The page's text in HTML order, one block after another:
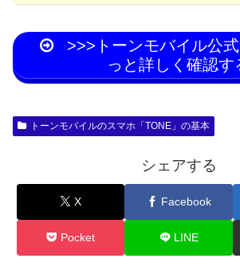
>>>トーンモバイル公
っと詳しく確認す
トーンモバイルのスマホ「TONE」の基本
シェアする
X Facebook
Pocket LINE